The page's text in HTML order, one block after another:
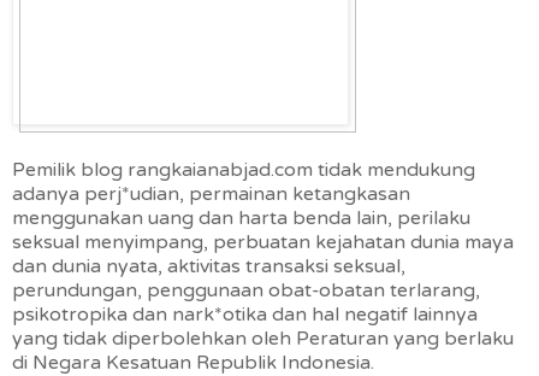
Pemilik blog rangkaianabjad.com tidak mendukung
adanya perj*udian, permainan ketangkasan
menggunakan uang dan harta benda lain, perilaku
seksual menyimpang, perbuatan kejahatan dunia maya
dan dunia nyata, aktivitas transaksi seksual,
perundungan, penggunaan obat-obatan terlarang,
psikotropika dan nark*otika dan hal negatif lainnya
yang tidak diperbolehkan oleh Peraturan yang berlaku
di Negara Kesatuan Republik Indonesia.